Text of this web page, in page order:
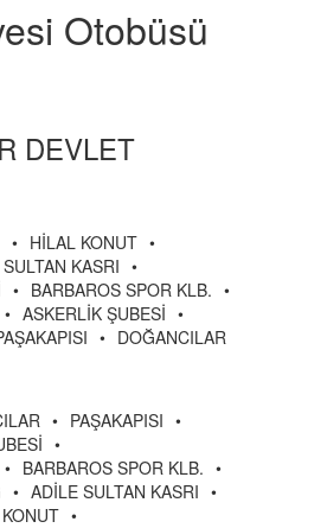
Otobüsü
DEVLET
• HİLAL KONUT •
KASRI •
• BARBAROS SPOR KLB. •
• ASKERLİK ŞUBESİ •
• DOĞANCILAR
• PAŞAKAPISI •
•
• BARBAROS SPOR KLB. •
• ADİLE SULTAN KASRI •
•